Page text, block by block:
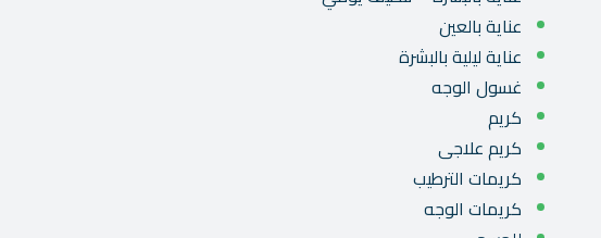
عناية بالعين
عناية ليلية بالبشرة
غسول الوجه
كريم
كريم علاجى
كريمات الترطيب
كريمات الوجه